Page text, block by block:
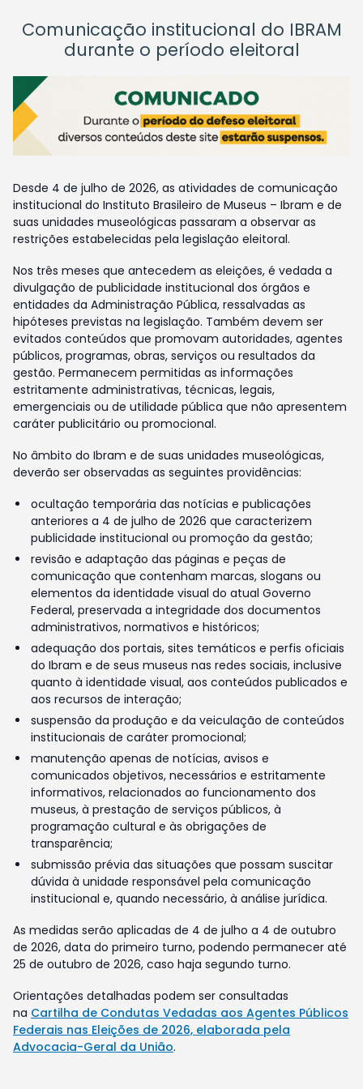
Comunicação institucional do IBRAM
durante o período eleitoral
Desde 4 de julho de 2026, as atividades de comunicação
institucional do Instituto Brasileiro de Museus – Ibram e de
suas unidades museológicas passaram a observar as
restrições estabelecidas pela legislação eleitoral.
Nos três meses que antecedem as eleições, é vedada a
divulgação de publicidade institucional dos órgãos e
entidades da Administração Pública, ressalvadas as
hipóteses previstas na legislação. Também devem ser
evitados conteúdos que promovam autoridades, agentes
públicos, programas, obras, serviços ou resultados da
gestão. Permanecem permitidas as informações
estritamente administrativas, técnicas, legais,
emergenciais ou de utilidade pública que não apresentem
caráter publicitário ou promocional.
No âmbito do Ibram e de suas unidades museológicas,
deverão ser observadas as seguintes providências:
ocultação temporária das notícias e publicações
anteriores a 4 de julho de 2026 que caracterizem
publicidade institucional ou promoção da gestão;
revisão e adaptação das páginas e peças de
comunicação que contenham marcas, slogans ou
elementos da identidade visual do atual Governo
Federal, preservada a integridade dos documentos
administrativos, normativos e históricos;
adequação dos portais, sites temáticos e perfis oficiais
do Ibram e de seus museus nas redes sociais, inclusive
quanto à identidade visual, aos conteúdos publicados e
aos recursos de interação;
suspensão da produção e da veiculação de conteúdos
institucionais de caráter promocional;
manutenção apenas de notícias, avisos e
comunicados objetivos, necessários e estritamente
informativos, relacionados ao funcionamento dos
museus, à prestação de serviços públicos, à
programação cultural e às obrigações de
transparência;
submissão prévia das situações que possam suscitar
dúvida à unidade responsável pela comunicação
institucional e, quando necessário, à análise jurídica.
As medidas serão aplicadas de 4 de julho a 4 de outubro
de 2026, data do primeiro turno, podendo permanecer até
25 de outubro de 2026, caso haja segundo turno.
Orientações detalhadas podem ser consultadas
na Cartilha de Condutas Vedadas aos Agentes Públicos
Federais nas Eleições de 2026, elaborada pela
Advocacia-Geral da União.